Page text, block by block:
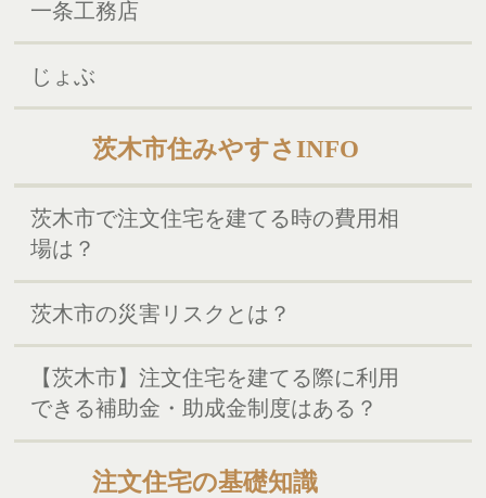
一条工務店
じょぶ
茨木市住みやすさINFO
茨木市で注文住宅を建てる時の費用相
場は？
茨木市の災害リスクとは？
【茨木市】注文住宅を建てる際に利用
できる補助金・助成金制度はある？
注文住宅の基礎知識